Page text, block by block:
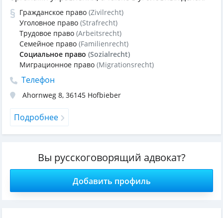
Гражданское право (Zivilrecht)
Уголовное право (Strafrecht)
Трудовое право (Arbeitsrecht)
Семейное право (Familienrecht)
Социальное право (Sozialrecht)
Миграционное право (Migrationsrecht)
Телефон
Ahornweg 8, 36145 Hofbieber
Подробнее
Вы русскоговорящий адвокат?
Добавить профиль